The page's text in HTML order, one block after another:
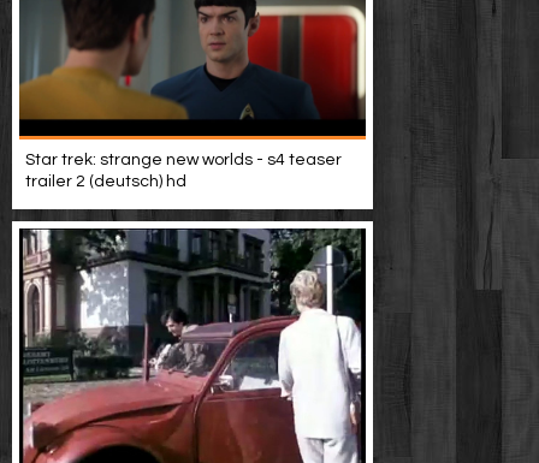
Star trek: strange new worlds - s4 teaser
trailer 2 (deutsch) hd